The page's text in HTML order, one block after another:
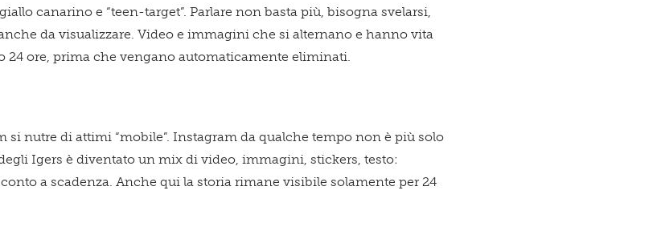
canarino e “teen-target”. Parlare non basta più, bisogna svelarsi,
da visualizzare. Video e immagini che si alternano e hanno vita
24 ore, prima che vengano automaticamente eliminati.
si nutre di attimi “mobile”. Instagram da qualche tempo non è più solo
Igers è diventato un mix di video, immagini, stickers, testo:
a scadenza. Anche qui la storia rimane visibile solamente per 24